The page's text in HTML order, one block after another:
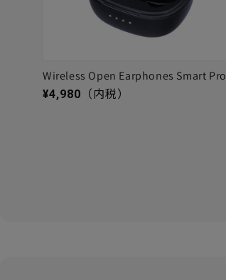
Wireless Open Earphones Smart Pro
通常価格
¥4,980 （内税）